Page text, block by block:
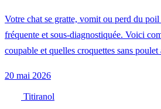
Votre chat se gratte, vomit ou perd du
fréquente et sous-diagnostiquée. Voici
coupable et quelles croquettes sans
20 mai 2026
Titiranol